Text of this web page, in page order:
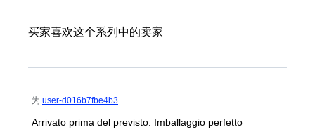
买家喜欢这个系列中的卖家
为 user-d016b7fbe4b3
Arrivato prima del previsto. Imballaggio perfetto